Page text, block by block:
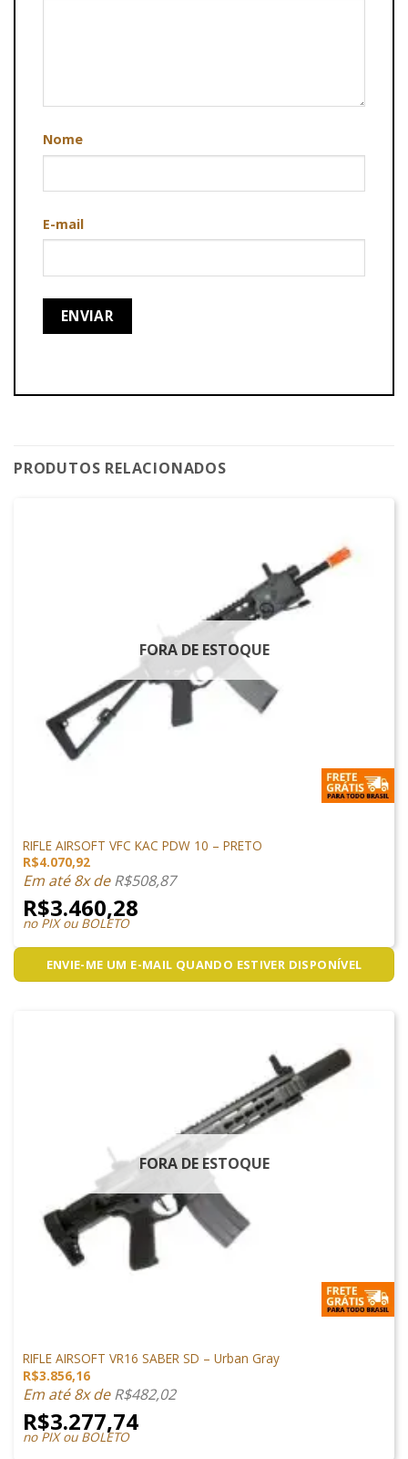
Nome
E-mail
PRODUTOS RELACIONADOS
FORA DE ESTOQUE
RIFLE AIRSOFT VFC KAC PDW 10 – PRETO
R$4.070,92
Em até 8x deR$508,87
R$3.460,28
no PIX ou BOLETO
ENVIE-ME UM E-MAIL QUANDO ESTIVER DISPONÍVEL
FORA DE ESTOQUE
RIFLE AIRSOFT VR16 SABER SD – Urban Gray
R$3.856,16
Em até 8x deR$482,02
R$3.277,74
no PIX ou BOLETO